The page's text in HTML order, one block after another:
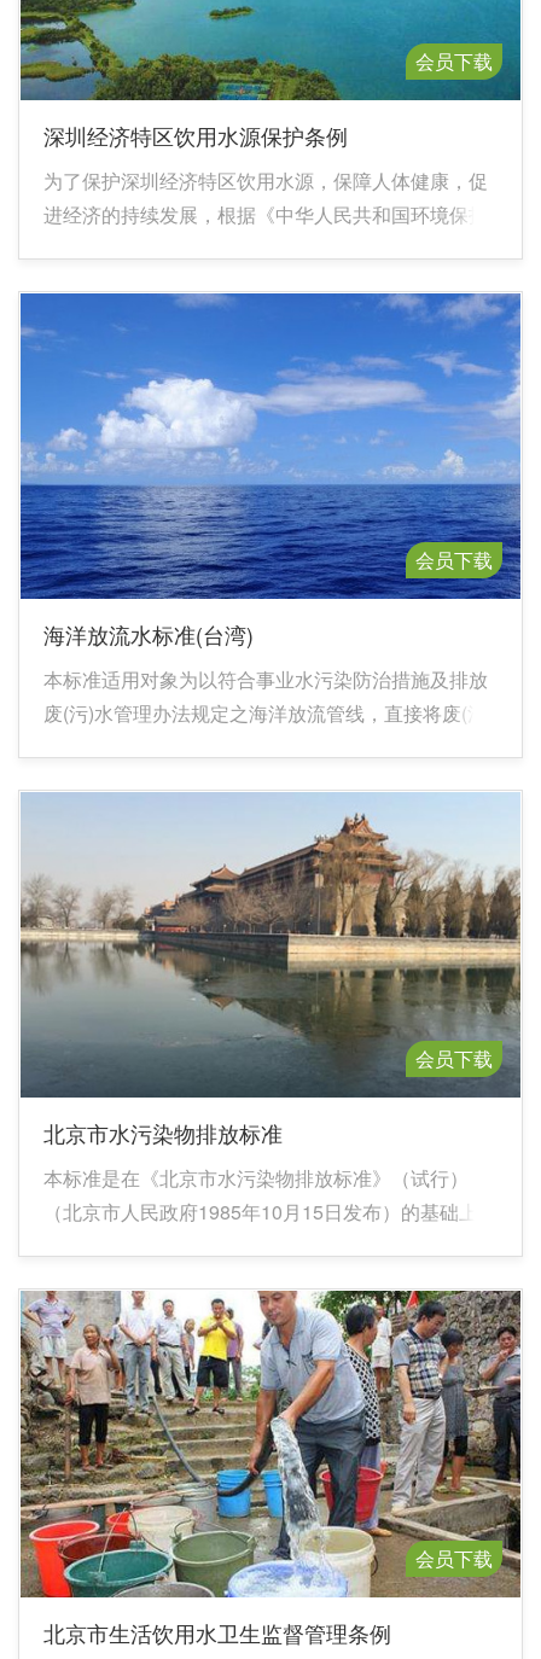
会员下载
深圳经济特区饮用水源保护条例
为了保护深圳经济特区饮用水源，保障人体健康，促
进经济的持续发展，根据《中华人民共和国环境保护
会员下载
海洋放流水标准(台湾)
本标准适用对象为以符合事业水污染防治措施及排放
废(污)水管理办法规定之海洋放流管线，直接将废(污)
会员下载
北京市水污染物排放标准
本标准是在《北京市水污染物排放标准》（试行）
（北京市人民政府1985年10月15日发布）的基础上，
会员下载
北京市生活饮用水卫生监督管理条例